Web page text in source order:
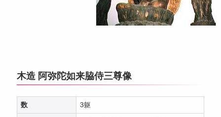
木造 阿弥陀如来脇侍三尊像
数 3躯